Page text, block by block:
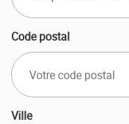
Code postal
Ville